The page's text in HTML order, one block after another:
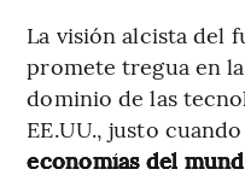
La visión alcista del
promete tregua en
dominio de las
EE.UU., justo cuando
economías del